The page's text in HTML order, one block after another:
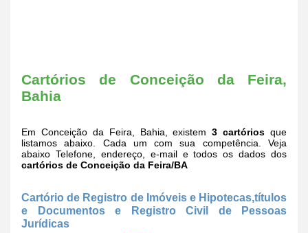
Cartórios de Conceição da Feira,
Bahia
Em Conceição da Feira, Bahia, existem3 cartórios que
listamos abaixo. Cada um com sua competência. Veja
abaixo Telefone, endereço, e-mail e todos os dados dos
cartórios de Conceição da Feira/BA
Cartório de Registro de Imóveis e Hipotecas,títulos
e Documentos e Registro Civil de Pessoas
Jurídicas